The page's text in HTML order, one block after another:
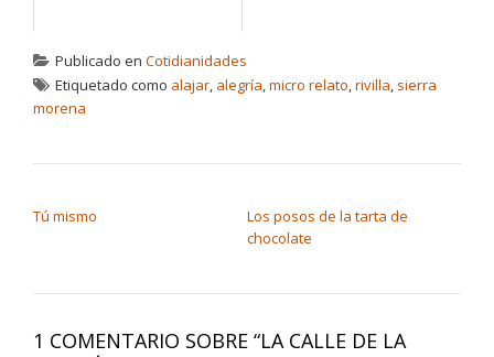
Publicado en Cotidianidades
Etiquetado como alajar, alegría,micro relato,rivilla, sierra
morena
Tú mismo
Los posos de la tarta de
chocolate
1 COMENTARIO SOBRE “LA CALLE DE LA